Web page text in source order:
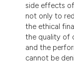
side effects
not only to
the ethical
the quality of
and the
cannot be